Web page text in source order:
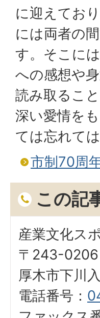
に迎えてお
には両者の
す。そこに
への感想や
読み取るこ
深い愛情を
ては忘れて
市制70周
この記
産業文化ス
〒243-0206
厚木市下川
電話番号：